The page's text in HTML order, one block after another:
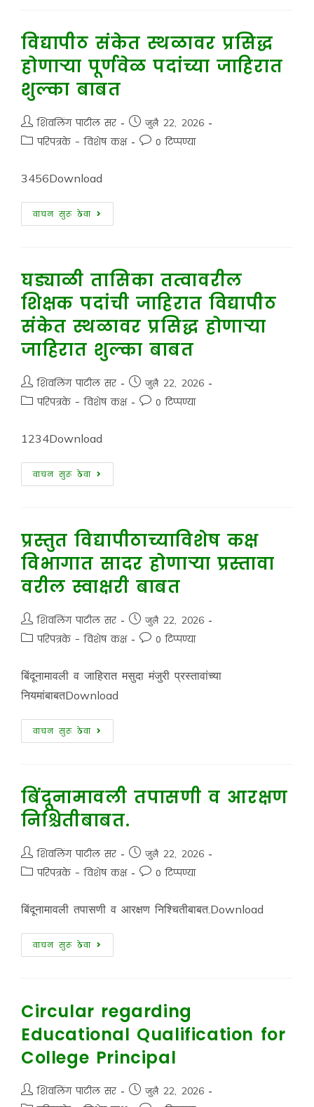
विद्यापीठ संकेत स्थळावर प्रसिद्ध
होणाऱ्या पूर्णवेळ पदांच्या जाहिरात
शुल्का बाबत
शिवलिंग पाटील सर जुलै 22, 2026
परिपत्रके - विशेष कक्ष 0 टिप्पण्या
3456Download
वाचन सुरू ठेवा
घड्याळी तासिका तत्वावरील
शिक्षक पदांची जाहिरात विद्यापीठ
संकेत स्थळावर प्रसिद्ध होणाऱ्या
जाहिरात शुल्का बाबत
शिवलिंग पाटील सर जुलै 22, 2026
परिपत्रके - विशेष कक्ष 0 टिप्पण्या
1234Download
वाचन सुरू ठेवा
प्रस्तुत विद्यापीठाच्याविशेष कक्ष
विभागात सादर होणाऱ्या प्रस्तावा
वरील स्वाक्षरी बाबत
शिवलिंग पाटील सर जुलै 22, 2026
परिपत्रके - विशेष कक्ष 0 टिप्पण्या
बिंदूनामावली व जाहिरात मसुदा मंजुरी प्रस्तावांच्या
नियमांबाबतDownload
वाचन सुरू ठेवा
बिंदूनामावली तपासणी व आरक्षण
निश्चितीबाबत.
शिवलिंग पाटील सर जुलै 22, 2026
परिपत्रके - विशेष कक्ष 0 टिप्पण्या
बिंदूनामावली तपासणी व आरक्षण निश्चितीबाबत.Download
वाचन सुरू ठेवा
Circular regarding
Educational Qualification for
College Principal
शिवलिंग पाटील सर जुलै 22, 2026